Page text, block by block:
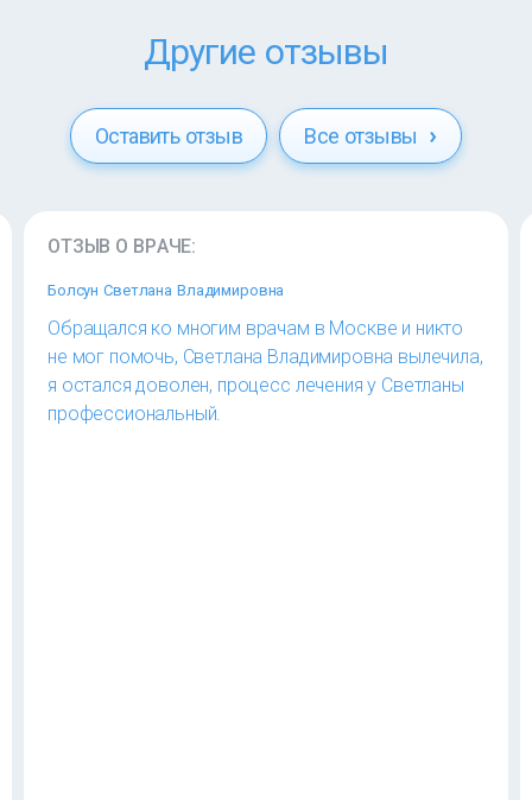
Другие отзывы
Оставить отзыв Все отзывы
ОТЗЫВ О ВРАЧЕ:
Болсун Светлана Владимировна
Обращался ко многим врачам в Москве и никто
не мог помочь, Светлана Владимировна вылечила,
я остался доволен, процесс лечения у Светланы
профессиональный.